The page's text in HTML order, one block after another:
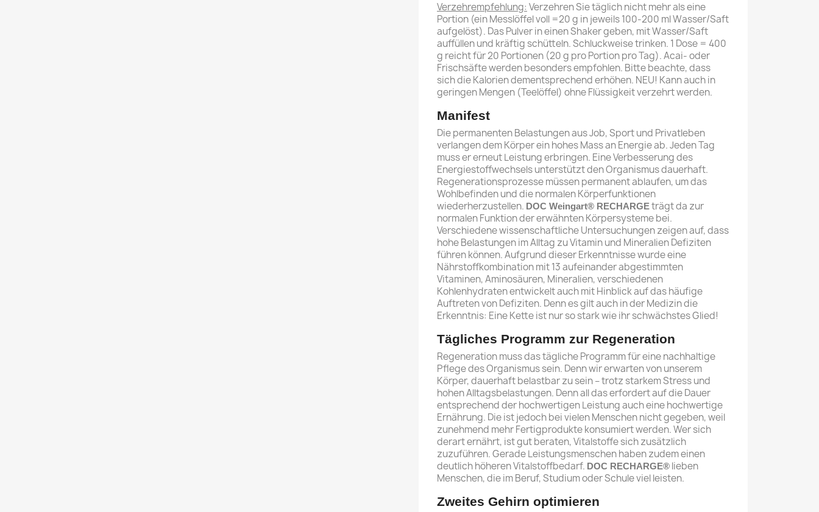
Verzehrempfehlung: Verzehren Sie täglich nicht mehr als eine
Portion (ein Messlöffel voll =20 g in jeweils 100-200 ml Wasser/Saft
aufgelöst). Das Pulver in einen Shaker geben, mit Wasser/Saft
auffüllen und kräftig schütteln. Schluckweise trinken. 1 Dose = 400
g reicht für 20 Portionen (20 g pro Portion pro Tag). Acai- oder
Frischsäfte werden besonders empfohlen. Bitte beachte, dass
sich die Kalorien dementsprechend erhöhen. NEU! Kann auch in
geringen Mengen (Teelöffel) ohne Flüssigkeit verzehrt werden.
Manifest
Die permanenten Belastungen aus Job, Sport und Privatleben
verlangen dem Körper ein hohes Mass an Energie ab. Jeden Tag
muss er erneut Leistung erbringen. Eine Verbesserung des
Energiestoffwechsels unterstützt den Organismus dauerhaft.
Regenerationsprozesse müssen permanent ablaufen, um das
Wohlbefinden und die normalen Körperfunktionen
wiederherzustellen. DOC Weingart® RECHARGEträgt da zur
normalen Funktion der erwähnten Körpersysteme bei.
Verschiedene wissenschaftliche Untersuchungen zeigen auf, dass
hohe Belastungen im Alltag zu Vitamin und Mineralien Defiziten
führen können. Aufgrund dieser Erkenntnisse wurde eine
Nährstoffkombination mit 13 aufeinander abgestimmten
Vitaminen, Aminosäuren, Mineralien, verschiedenen
Kohlenhydraten entwickelt auch mit Hinblick auf das häufige
Auftreten von Defiziten. Denn es gilt auch in der Medizin die
Erkenntnis: Eine Kette ist nur so stark wie ihr schwächstes Glied!
Tägliches Programm zur Regeneration
Regeneration muss das tägliche Programm für eine nachhaltige
Pflege des Organismus sein. Denn wir erwarten von unserem
Körper, dauerhaft belastbar zu sein – trotz starkem Stress und
hohen Alltagsbelastungen. Denn all das erfordert auf die Dauer
entsprechend der hochwertigen Leistung auch eine hochwertige
Ernährung. Die ist jedoch bei vielen Menschen nicht gegeben, weil
zunehmend mehr Fertigprodukte konsumiert werden. Wer sich
derart ernährt, ist gut beraten, Vitalstoffe sich zusätzlich
zuzuführen. Gerade Leistungsmenschen haben zudem einen
deutlich höheren Vitalstoffbedarf. DOC RECHARGE® lieben
Menschen, die im Beruf, Studium oder Schule viel leisten.
Zweites Gehirn optimieren